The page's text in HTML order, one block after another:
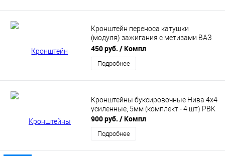
Кронштейн переноса катушки
(модуля) зажигания с метизами ВАЗ
21110 (1.6) PBK
450 руб. / Компл
Подробнее
Кронштейны буксировочные Нива 4х4
усиленные, 5мм (комплект - 4 шт) PBK
900 руб. / Компл
Подробнее